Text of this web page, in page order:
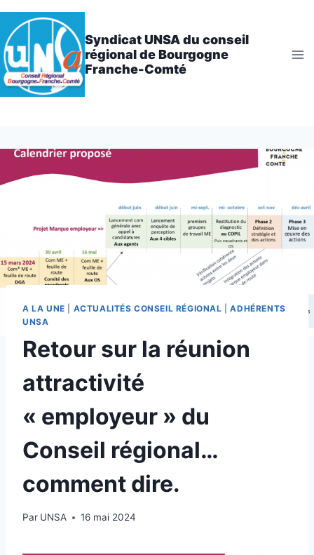
Aller
au
contenu
Syndicat UNSA du conseil
régional de Bourgogne
Franche-Comté
A LA UNE ACTUALITÉS CONSEIL RÉGIONAL |ADHÉRENTS
UNSA
Retour sur la réunion
attractivité
« employeur » du
Conseil régional…
comment dire.
Par UNSA 16 mai 2024